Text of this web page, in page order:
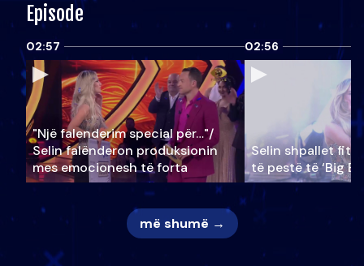
Episode
02:57
"Një falenderim special për…"/
Selin falënderon produksionin
mes emocionesh të forta
02:56
Selin shpallet
të pestë të ‘Big
më shumë →